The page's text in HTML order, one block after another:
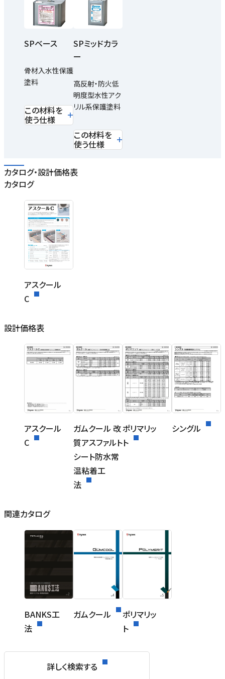
SPベース
骨材入水性保護
塗料
この材料を
使う仕様
SPミッドカラ
ー
高反射・防火低
明度型水性アク
リル系保護塗料
この材料を
使う仕様
カタログ・設計価格表
カタログ
アスクール
C
設計価格表
アスクール
C
ガムクール 改
質アスファルト
シート防水常
温粘着工
法
ポリマリッ
ト
シングル
関連カタログ
BANKS工
法
ガムクール
ポリマリッ
ト
詳しく検索する